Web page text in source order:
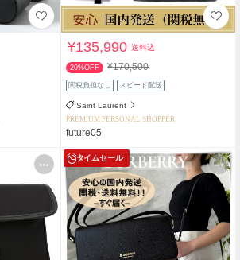
¥135,990送料込
20%OFF ¥170,500
関税負担なし スピード配送
Saint Laurent
PREMIUM PERSONAL SHOPPER
future05
タイムセール